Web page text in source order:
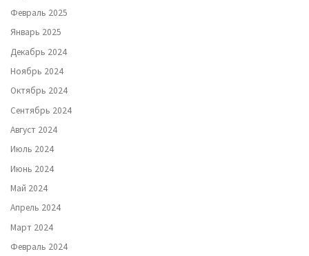
Февраль 2025
Январь 2025
Декабрь 2024
Ноябрь 2024
Октябрь 2024
Сентябрь 2024
Август 2024
Июль 2024
Июнь 2024
Май 2024
Апрель 2024
Март 2024
Февраль 2024